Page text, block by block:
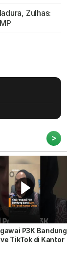
Zulhas:
>
P3K Bandung
TikTok di Kantor